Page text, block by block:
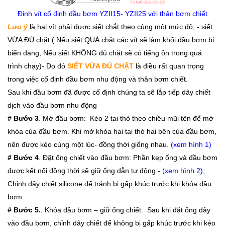
Đinh vít cố định đầu bơm YZII15- YZII25 với thân bơm chiết
Lưu ý là hai vít phải được siết chắt theo cùng một mức độ; - siết
VỪA ĐỦ chặt ( Nếu siết QUÁ chặt các vít sẽ làm khối đầu bơm bị
biến dạng, Nếu siết KHÔNG đủ chặt sẽ có tiếng ồn trong quá
trình chạy)- Do đó SIẾT VỪA ĐỦ CHẶT là điều rất quan trọng
trong việc cố định đầu bơm nhu động và thân bơm chiết.
Sau khi đầu bơm đã được cố định chúng ta sẽ lắp tiếp dây chiết
dịch vào đầu bơm nhu động
# Bước 3 Mở đầu bơm: Kéo 2 tai thỏ theo chiều mũi tên để mở
khóa của đầu bơm. Khi mở khóa hai tai thỏ hai bên của đầu bơm,
nên được kéo cùng một lúc- đồng thời giống nhau. (xem hình 1)
# Bước 4 Đặt ống chiết vào đầu bơm: Phần kẹp ống và đầu bơm
được kết nối đồng thời sẽ giữ ống dẫn tự động.- (xem hình 2);
Chỉnh dây chiết silicone để tránh bị gấp khúc trước khi khóa đầu
bơm.
# Bước 5.
Khóa đầu bơm – giữ ống chiết: Sau khi đặt ống dây
vào đầu bơm, chỉnh dây chiết để không bị gấp khúc trước khi kéo